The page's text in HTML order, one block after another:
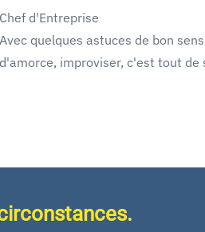
Chef d'Entreprise
Avec quelques astuces de bon
d'amorce, improviser, c'est tout de